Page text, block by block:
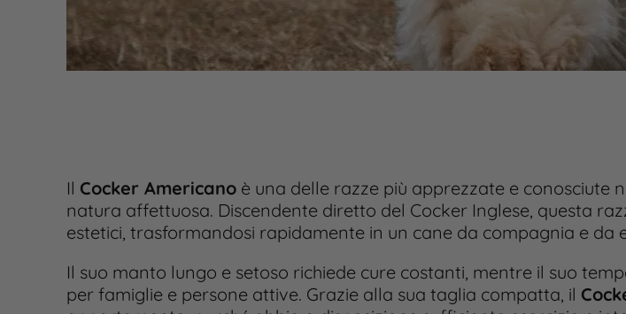
Il Cocker Americanoè una delle razze più apprezzate e conosciute
natura affettuosa. Discendente diretto del Cocker Inglese, questa
estetici, trasformandosi rapidamente in un cane da compagnia e da
Il suo manto lungo e setoso richiede cure costanti, mentre il suo
per famiglie e persone attive. Grazie alla sua taglia compatta, il